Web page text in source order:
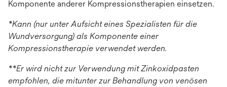
Komponente anderer Kompressionstherapien einsetzen.
*Kann (nur unter Aufsicht eines Spezialisten für die
Wundversorgung) als Komponente einer
Kompressionstherapie verwendet werden.
**Er wird nicht zur Verwendung mit Zinkoxidpasten
empfohlen, die mitunter zur Behandlung von venösen